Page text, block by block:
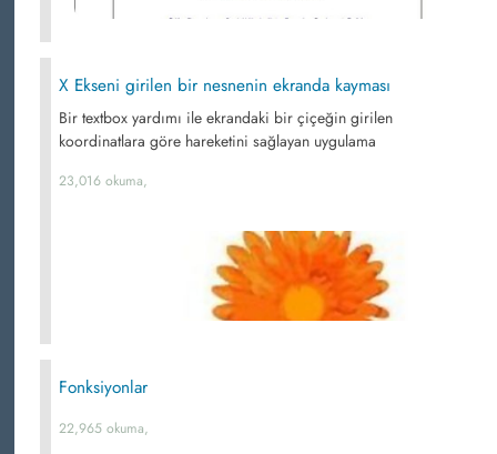
X Ekseni girilen bir nesnenin ekranda kayması
Bir textbox yardımı ile ekrandaki bir çiçeğin girilen
koordinatlara göre hareketini sağlayan uygulama
23,016 okuma,
Fonksiyonlar
22,965 okuma,